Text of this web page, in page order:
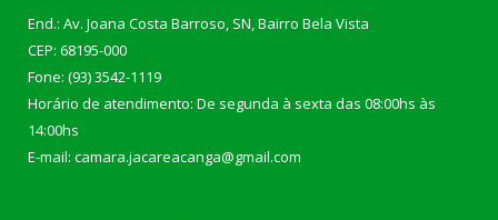
End.: Av. Joana Costa Barroso, SN, Bairro Bela Vista
CEP: 68195-000
Fone: (93) 3542-1119
Horário de atendimento: De segunda à sexta das 08:00hs às
14:00hs
E-mail: camara.jacareacanga@gmail.com